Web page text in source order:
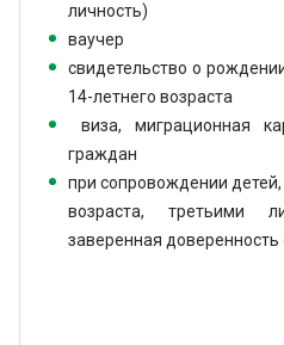
личность)
ваучер
свидетельство о
14-летнего возраста
виза, миграционная
граждан
при сопровождении
возраста, третьими
заверенная доверенность